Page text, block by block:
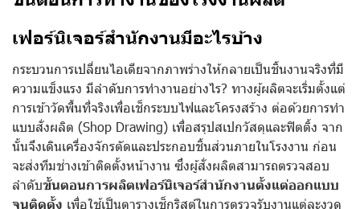
เฟอร์นิเจอร์สำนักงานมีอะไรบ้าง
กระบวนการเปลี่ยนไอเดียจากภาพร่างให้กลายเป็นชิ้นงานจริงที่มี
ความแข็งแรง มีลำดับการทำงานอย่างไร? ทางผู้ผลิตจะเริ่มตั้งแต่
การเข้าวัดพื้นที่จริงเพื่อเช็กระบบไฟและโครงสร้าง ต่อด้วยการทำ
แบบสั่งผลิต (Shop Drawing) เพื่อสรุปสเปกวัสดุและฟิตติ้ง จาก
นั้นจึงเดินเครื่องจักรตัดและประกอบชิ้นส่วนภายในโรงงาน ก่อน
จะส่งทีมช่างเข้าติดตั้งหน้างาน ซึ่งผู้สั่งผลิตสามารถตรวจสอบ
ลำดับขั้นตอนการผลิตเฟอร์นิเจอร์สำนักงานตั้งแต่ออกแบบ
จนติดตั้ง เพื่อใช้เป็นตารางเช็กริสต์ในการตรวจรับงานแต่ละงวด